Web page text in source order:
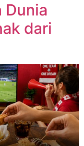
Dunia
dari